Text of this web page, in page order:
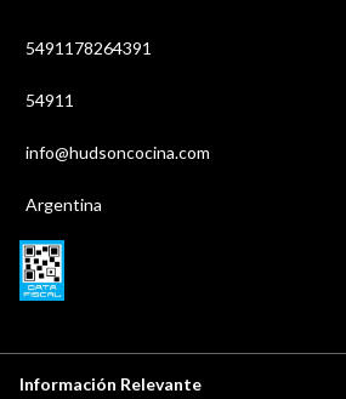
5491178264391
54911
info@hudsoncocina.com
Argentina
Información Relevante